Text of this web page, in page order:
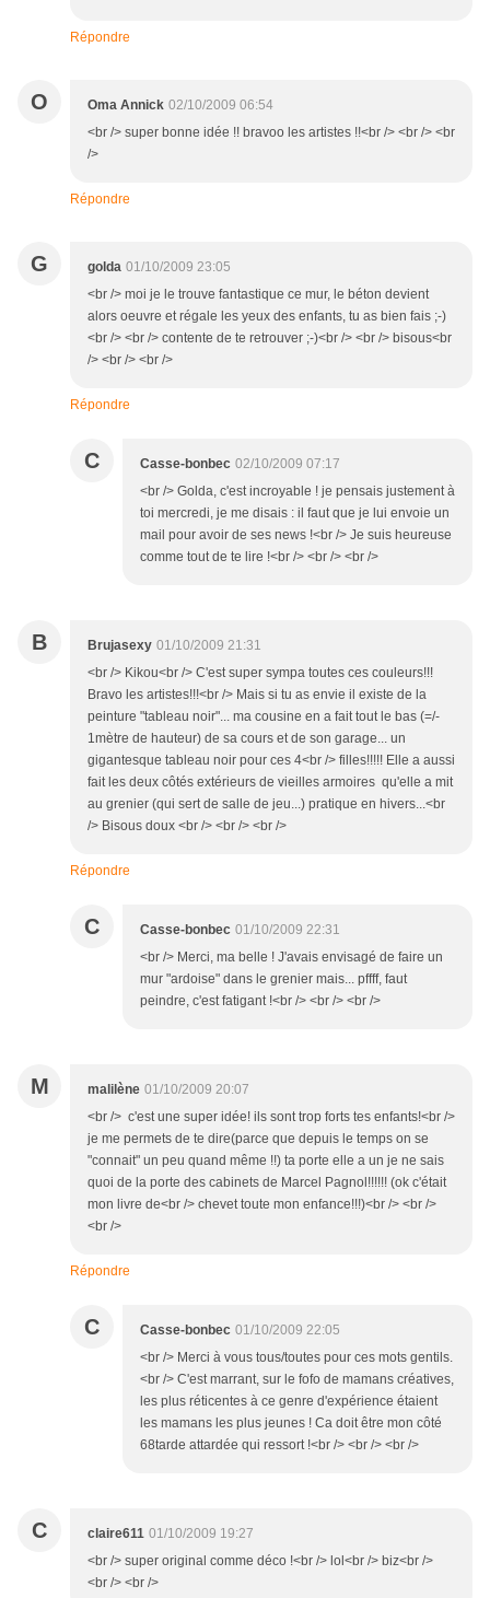
Répondre
O Oma Annick 02/10/2009 06:54
<br /> super bonne idée !! bravoo les artistes !!<br /> <br /> <br
/>
Répondre
G golda 01/10/2009 23:05
<br /> moi je le trouve fantastique ce mur, le béton devient
alors oeuvre et régale les yeux des enfants, tu as bien fais ;-)
<br /> <br /> contente de te retrouver ;-)<br /> <br /> bisous<br
/> <br /> <br />
Répondre
C Casse-bonbec 02/10/2009 07:17
<br /> Golda, c'est incroyable ! je pensais justement à
toi mercredi, je me disais : il faut que je lui envoie un
mail pour avoir de ses news !<br /> Je suis heureuse
comme tout de te lire !<br /> <br /> <br />
B Brujasexy 01/10/2009 21:31
<br /> Kikou<br /> C'est super sympa toutes ces couleurs!!!
Bravo les artistes!!!<br /> Mais si tu as envie il existe de la
peinture "tableau noir"... ma cousine en a fait tout le bas (=/-
1mètre de hauteur) de sa cours et de son garage... un
gigantesque tableau noir pour ces 4<br /> filles!!!!! Elle a aussi
fait les deux côtés extérieurs de vieilles armoires qu'elle a mit
au grenier (qui sert de salle de jeu...) pratique en hivers...<br
/> Bisous doux <br /> <br /> <br />
Répondre
C Casse-bonbec 01/10/2009 22:31
<br /> Merci, ma belle ! J'avais envisagé de faire un
mur "ardoise" dans le grenier mais... pffff, faut
peindre, c'est fatigant !<br /> <br /> <br />
M malilène 01/10/2009 20:07
<br /> c'est une super idée! ils sont trop forts tes enfants!<br />
je me permets de te dire(parce que depuis le temps on se
"connait" un peu quand même !!) ta porte elle a un je ne sais
quoi de la porte des cabinets de Marcel Pagnol!!!!!! (ok c'était
mon livre de<br /> chevet toute mon enfance!!!)<br /> <br />
<br />
Répondre
C Casse-bonbec 01/10/2009 22:05
<br /> Merci à vous tous/toutes pour ces mots gentils.
<br /> C'est marrant, sur le fofo de mamans créatives,
les plus réticentes à ce genre d'expérience étaient
les mamans les plus jeunes ! Ca doit être mon côté
68tarde attardée qui ressort !<br /> <br /> <br />
C claire611 01/10/2009 19:27
<br /> super original comme déco !<br /> lol<br /> biz<br />
<br /> <br />